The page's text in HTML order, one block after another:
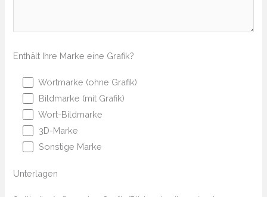
Enthält Ihre Marke eine Grafik?
Wortmarke (ohne Grafik)
Bildmarke (mit Grafik)
Wort-Bildmarke
3D-Marke
Sonstige Marke
Unterlagen